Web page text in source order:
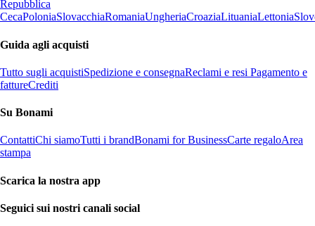
Repubblica
CecaPoloniaSlovacchiaRomaniaUngheriaCroaziaLituaniaLettonia
Guida agli acquisti
Tutto sugli acquistiSpedizione e consegnaReclami e resi Pagamento e
fattureCrediti
Su Bonami
ContattiChi siamoTutti i brandBonami for BusinessCarte regaloArea
stampa
Scarica la nostra app
Seguici sui nostri canali social